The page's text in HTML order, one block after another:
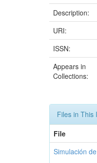
Description:
URI:
ISSN:
Appears in
Collections:
Files in This
File
Simulación